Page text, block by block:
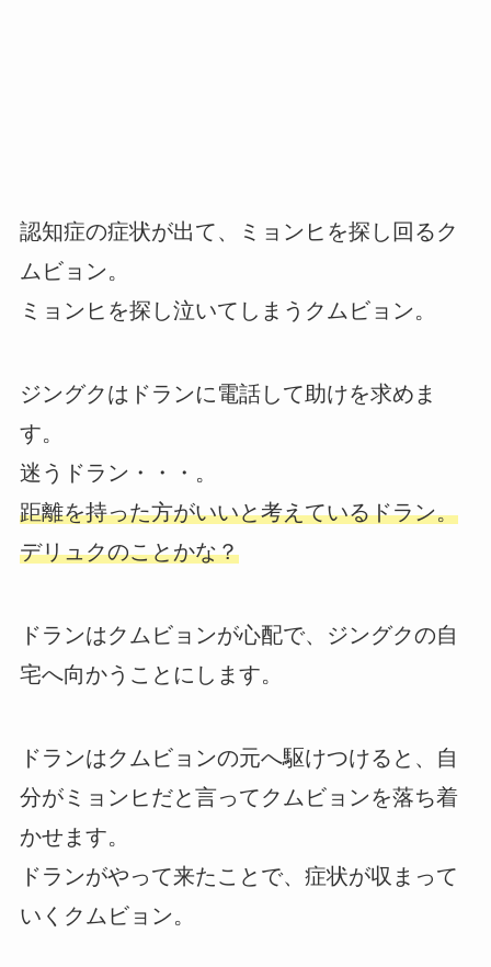
認知症の症状が出て、ミョンヒを探し回るク
ムビョン。
ミョンヒを探し泣いてしまうクムビョン。
ジングクはドランに電話して助けを求めま
す。
迷うドラン・・・。
距離を持った方がいいと考えているドラン。
デリュクのことかな？
ドランはクムビョンが心配で、ジングクの自
宅へ向かうことにします。
ドランはクムビョンの元へ駆けつけると、自
分がミョンヒだと言ってクムビョンを落ち着
かせます。
ドランがやって来たことで、症状が収まって
いくクムビョン。